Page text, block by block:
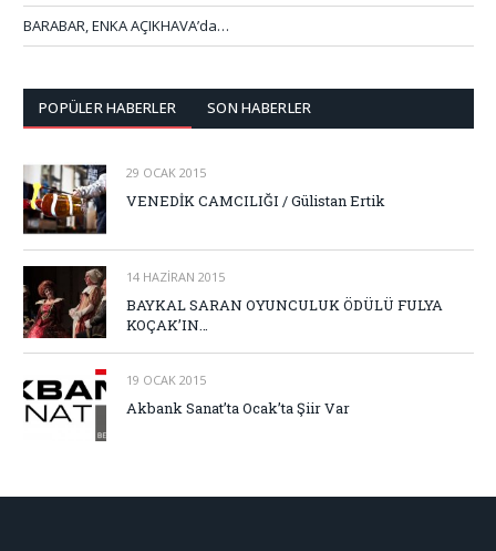
BARABAR, ENKA AÇIKHAVA’da…
POPÜLER HABERLER SON HABERLER
29 OCAK 2015
VENEDİK CAMCILIĞI / Gülistan Ertik
14 HAZIRAN 2015
BAYKAL SARAN OYUNCULUK ÖDÜLÜ FULYA
KOÇAK’IN…
19 OCAK 2015
Akbank Sanat’ta Ocak’ta Şiir Var